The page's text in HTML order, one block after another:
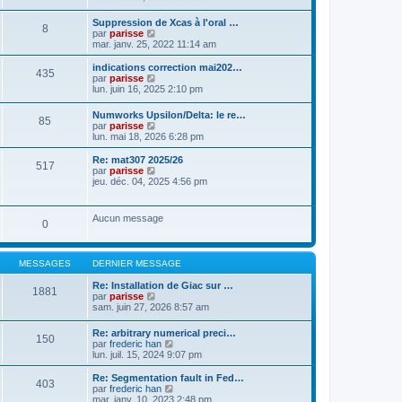
a
g
e
e
r
e
d
e
n
i
e
m
s
s
a
g
s
u
l
t
e
r
l
e
d
e
r
n
i
e
r
m
e
a
e
8
Suppression de Xcas à l'oral …
par parisse
o
n
s
l
e
r
e
d
e
n
e
r
m
s
s
a
e
mar. janv. 25, 2022 11:14 am
435
indications correction mai202…
par parisse
o
u
l
t
e
r
e
e
r
e
r
e
s
s
a
g
e
lun. juin 16, 2025 2:10 pm
85
Numworks Upsilon/Delta: le re…
par parisse
o
n
s
l
l
d
e
r
n
i
r
m
e
s
s
a
e
lun. mai 18, 2026 6:28 pm
517
Re: mat307 2025/26
par parisse
o
l
e
r
l
e
d
r
n
i
e
r
m
e
s
s
jeu. déc. 04, 2025 4:56 pm
0 Aucun message
MESSAGES DERNIER MESSAGE
1881
Re: Installation de Giac sur …
par parisse
o
u
l
t
e
r
l
sam. juin 27, 2026 8:57 am
150
Re: arbitrary numerical preci…
par frederic han
o
n
s
lun. juil. 15, 2024 9:07 pm
403
Re: Segmentation fault in Fed…
par frederic han
o
mar. janv. 10, 2023 2:48 pm